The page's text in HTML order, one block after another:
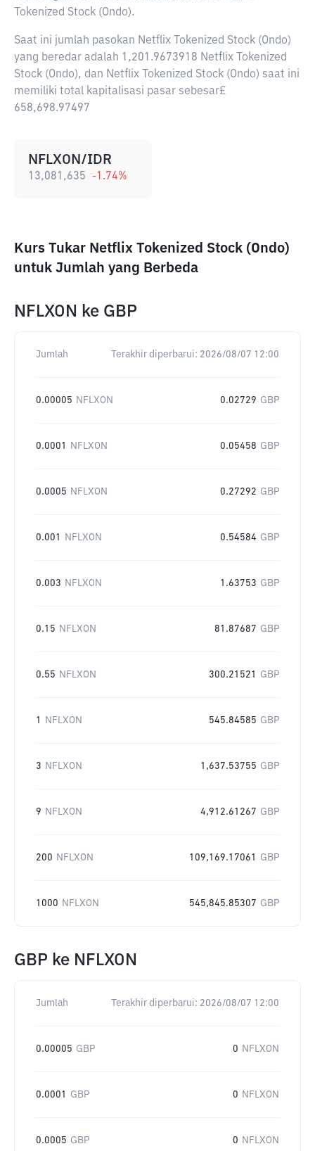
Tokenized Stock (Ondo).
Saat ini jumlah pasokan Netflix Tokenized Stock (Ondo)
yang beredar adalah 1,201.9673918 Netflix Tokenized
Stock (Ondo), dan Netflix Tokenized Stock (Ondo) saat ini
memiliki total kapitalisasi pasar sebesar£
658,698.97497
NFLXON/IDR
13,081,635 -1.74%
Kurs Tukar Netflix Tokenized Stock (Ondo)
untuk Jumlah yang Berbeda
NFLXON ke GBP
Jumlah Terakhir diperbarui: 2026/08/07 12:00
0.00005 NFLXON 0.02729 GBP
0.0001 NFLXON 0.05458 GBP
0.0005 NFLXON 0.27292 GBP
0.001 NFLXON 0.54584 GBP
0.003 NFLXON 1.63753 GBP
0.15 NFLXON 81.87687 GBP
0.55 NFLXON 300.21521 GBP
1 NFLXON 545.84585 GBP
3 NFLXON 1,637.53755 GBP
9 NFLXON 4,912.61267 GBP
200 NFLXON 109,169.17061 GBP
1000 NFLXON 545,845.85307 GBP
GBP ke NFLXON
Jumlah Terakhir diperbarui: 2026/08/07 12:00
0.00005 GBP 0 NFLXON
0.0001 GBP 0 NFLXON
0.0005 GBP 0 NFLXON